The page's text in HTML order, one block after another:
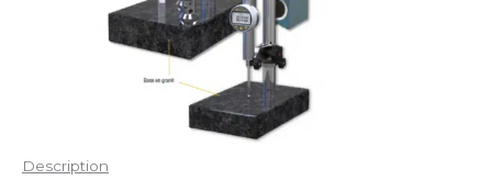
Description